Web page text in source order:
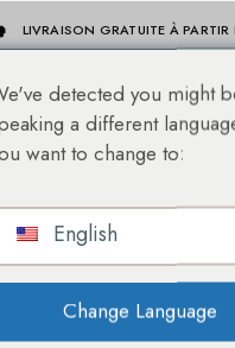
LIVRAISON GRATUITE À
She-
Socap
Extensions
EN LIGNE DES
!
for professional hair
to salon tools
made for stylists.
detected you might
a different
want to change to:
English
Change Language